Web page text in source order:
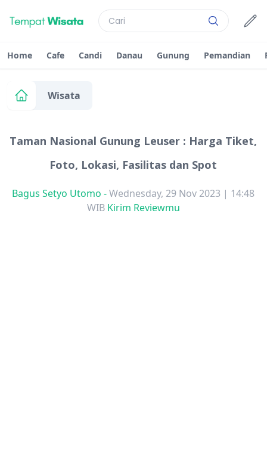
Home Cafe Candi Danau Gunung Pemandian
Wisata
Taman Nasional Gunung Leuser : Harga Tiket,
Foto, Lokasi, Fasilitas dan Spot
Bagus Setyo Utomo -Wednesday, 29 Nov 2023 | 14:48
WIB Kirim Reviewmu